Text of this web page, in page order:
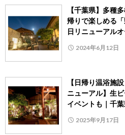
【千葉県】多種
帰りで楽しめる
日リニューアルオ
2024年6月12日
【日帰り温浴施
ニューアル】生
イベントも｜千
2025年9月17日